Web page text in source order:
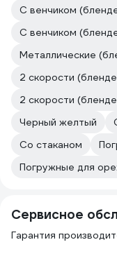
С венчиком
С венчиком
Металлические
2 скорости
2 скорости
Черный желтый
Со стаканом
Погружные для
Сервисное
Гарантия